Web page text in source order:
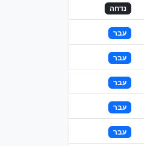
נדחה
עבר
עבר
עבר
עבר
עבר